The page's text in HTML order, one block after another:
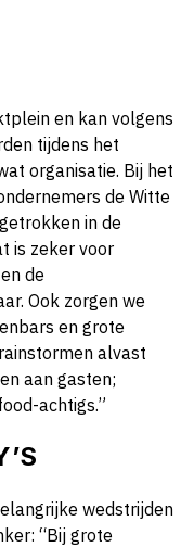
en kan volgens
tijdens het
organisatie. Bij het
de Witte
in de
is zeker voor
de
Ook zorgen we
en grote
alvast
aan gasten;
achtigs.”
wedstrijden
“Bij grote